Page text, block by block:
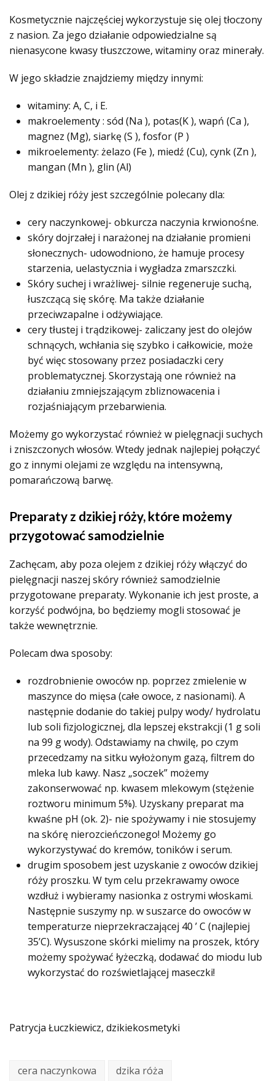
Kosmetycznie najczęściej wykorzystuje się olej tłoczony
z nasion. Za jego działanie odpowiedzialne są
nienasycone kwasy tłuszczowe, witaminy oraz minerały.
W jego składzie znajdziemy między innymi:
witaminy: A, C, i E.
makroelementy : sód (Na ), potas(K ), wapń (Ca ),
magnez (Mg), siarkę (S ), fosfor (P )
mikroelementy: żelazo (Fe ), miedź (Cu), cynk (Zn ),
mangan (Mn ), glin (Al)
Olej z dzikiej róży jest szczególnie polecany dla:
cery naczynkowej- obkurcza naczynia krwionośne.
skóry dojrzałej i narażonej na działanie promieni
słonecznych- udowodniono, że hamuje procesy
starzenia, uelastycznia i wygładza zmarszczki.
Skóry suchej i wrażliwej- silnie regeneruje suchą,
łuszczącą się skórę. Ma także działanie
przeciwzapalne i odżywiające.
cery tłustej i trądzikowej- zaliczany jest do olejów
schnących, wchłania się szybko i całkowicie, może
być więc stosowany przez posiadaczki cery
problematycznej. Skorzystają one również na
działaniu zmniejszającym zbliznowacenia i
rozjaśniającym przebarwienia.
Możemy go wykorzystać również w pielęgnacji suchych
i zniszczonych włosów. Wtedy jednak najlepiej połączyć
go z innymi olejami ze względu na intensywną,
pomarańczową barwę.
Preparaty z dzikiej róży, które możemy
przygotować samodzielnie
Zachęcam, aby poza olejem z dzikiej róży włączyć do
pielęgnacji naszej skóry również samodzielnie
przygotowane preparaty. Wykonanie ich jest proste, a
korzyść podwójna, bo będziemy mogli stosować je
także wewnętrznie.
Polecam dwa sposoby:
rozdrobnienie owoców np. poprzez zmielenie w
maszynce do mięsa (całe owoce, z nasionami). A
następnie dodanie do takiej pulpy wody/ hydrolatu
lub soli fizjologicznej, dla lepszej ekstrakcji (1 g soli
na 99 g wody). Odstawiamy na chwilę, po czym
przecedzamy na sitku wyłożonym gazą, filtrem do
mleka lub kawy. Nasz „soczek” możemy
zakonserwować np. kwasem mlekowym (stężenie
roztworu minimum 5%). Uzyskany preparat ma
kwaśne pH (ok. 2)- nie spożywamy i nie stosujemy
na skórę nierozcieńczonego! Możemy go
wykorzystywać do kremów, toników i serum.
drugim sposobem jest uzyskanie z owoców dzikiej
róży proszku. W tym celu przekrawamy owoce
wzdłuż i wybieramy nasionka z ostrymi włoskami.
Następnie suszymy np. w suszarce do owoców w
temperaturze nieprzekraczającej 40 ’ C (najlepiej
35’C). Wysuszone skórki mielimy na proszek, który
możemy spożywać łyżeczką, dodawać do miodu lub
wykorzystać do rozświetlającej maseczki!
Patrycja Łuczkiewicz, dzikiekosmetyki
cera naczynkowa dzika róża